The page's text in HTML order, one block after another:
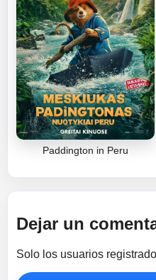
Paddington in Peru
Dejar un
Solo los usuarios